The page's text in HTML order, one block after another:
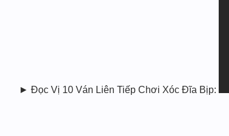
► Đọc Vị 10 Ván Liên Tiếp Chơi Xóc Đĩa Bịp: